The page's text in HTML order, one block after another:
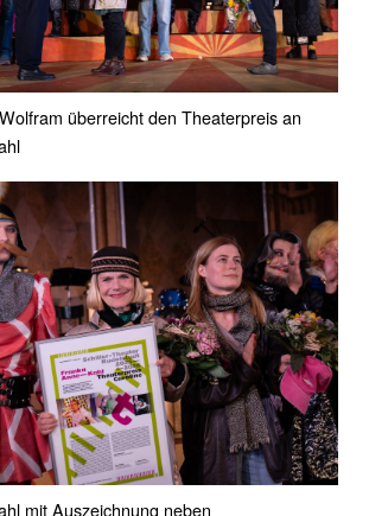
überreicht den Theaterpreis an
mit Auszeichnung neben